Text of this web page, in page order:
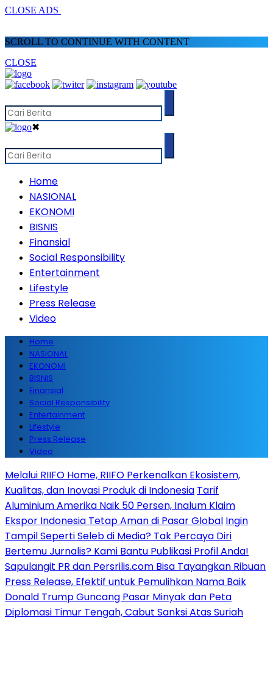
CLOSE ADS
SCROLL TO CONTINUE WITH CONTENT
CLOSE
✖
Home
NASIONAL
EKONOMI
BISNIS
Finansial
Social Responsibility
Entertainment
Lifestyle
Press Release
Video
Home
NASIONAL
EKONOMI
BISNIS
Finansial
Social Responsibility
Entertainment
Lifestyle
Press Release
Video
Melalui RIIFO Home, RIIFO Perkenalkan Ekosistem,
Kualitas, dan Inovasi Produk di Indonesia Tarif
Aluminium Amerika Naik 50 Persen, Inalum Klaim
Ekspor Indonesia Tetap Aman di Pasar Global Ingin
Tampil Seperti Seleb di Media? Tak Percaya Diri
Bertemu Jurnalis? Kami Bantu Publikasi Profil Anda!
Sapulangit PR dan Persrilis.com Bisa Tayangkan Ribuan
Press Release, Efektif untuk Pemulihkan Nama Baik
Donald Trump Guncang Pasar Minyak dan Peta
Diplomasi Timur Tengah, Cabut Sanksi Atas Suriah